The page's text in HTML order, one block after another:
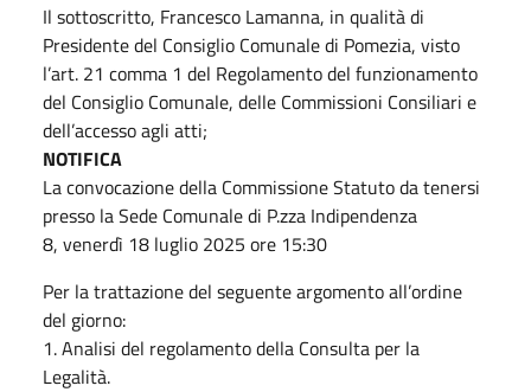
Il sottoscritto, Francesco Lamanna, in qualità di
Presidente del Consiglio Comunale di Pomezia, visto
l’art. 21 comma 1 del Regolamento del funzionamento
del Consiglio Comunale, delle Commissioni Consiliari e
dell’accesso agli atti;
NOTIFICA
La convocazione della Commissione Statuto da tenersi
presso la Sede Comunale di P.zza Indipendenza
8, venerdì 18 luglio 2025 ore 15:30
Per la trattazione del seguente argomento all’ordine
del giorno:
1. Analisi del regolamento della Consulta per la
Legalità.